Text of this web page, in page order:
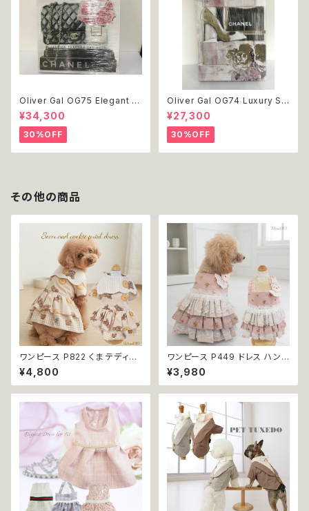
Oliver Gal OG75 Elegant E
ssentials Paris 絵 アート イ
ンテリア お祝い 贈り物 プレゼ
ント 結婚 新築 開店 周年 バー
スデイ 誕生日 ご褒美
¥34,300
30%OFF
Oliver Gal OG74 Luxury St
acked Shoes Rose Giftbo
x 絵 アート インテリア お祝い
贈り物 プレゼント 結婚 新築 開
店 周年 バースデイ 誕生日 ご褒
美
¥27,300
30%OFF
その他の商品
ワンピース P822 くま テディベ
ア スカート ハンドメイド フリル
犬 犬服 猫 猫服 洋服 ペット do
g ドッグウェア おしゃれ かわい
¥4,800
ワンピース P449 ドレス ハンド
メイド コットン うさぎ ラビット
花 小花 ピンク ドックウェア 犬
用 服 犬服 猫服 犬の服 猫の服
服 犬の洋服 洋服 小型犬 中型
犬 おしゃれ かわいい 可愛い 返
品交換不可
¥3,980